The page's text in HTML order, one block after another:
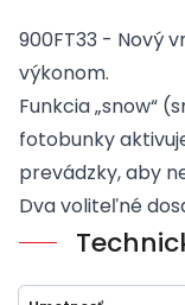
900FT33 - Nový
výkonom.
Funkcia „snow“
fotobunky
prevádzky, aby
Dva voliteľné